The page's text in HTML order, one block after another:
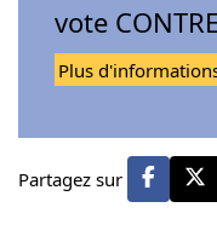
vote
Plus
Partagez sur